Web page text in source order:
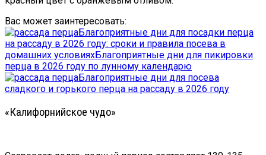
Вас может заинтересовать:
Благоприятные дни для посадки перца
на рассаду в 2026 году: сроки и правила посева в
домашних условияхБлагоприятные дни для пикировки
перца в 2026 году по лунному календарю
Благоприятные дни для посева
сладкого и горького перца на рассаду в 2026 году
«Калифорнийское чудо»